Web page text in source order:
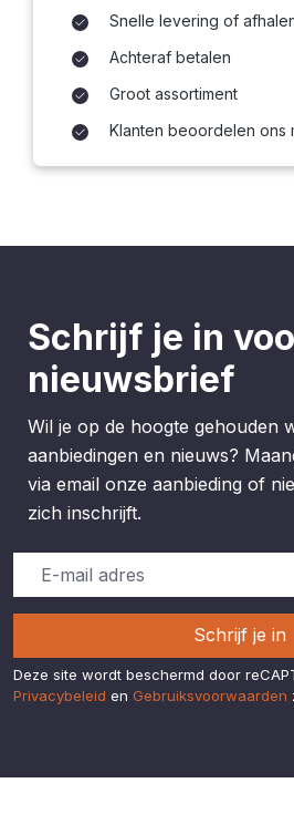
Snelle levering of
Achteraf betalen
Groot assortiment
Klanten beoordelen ons
Schrijf je in
nieuwsbrief
Wil je op de hoogte gehouden
aanbiedingen en nieuws?
via email onze aanbieding of
zich inschrijft.
Schrijf je in
Deze site wordt beschermd door
Privacybeleid en Gebruiksvoorwaarden